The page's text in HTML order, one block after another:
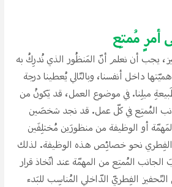
أمرِِ مُمتِع
يجب أن نعلم أنّ المَنظُور الذي نُدرِكُ به
داخل أنفسنا، وبالتّالي يُعطينا درجة
ميلِنا. في موضوع العمل، قد يَكونُ من
المُمتِع في كلّ عمل. قد نجد شخصَين
أو الوظيفة من منظورَين مُختلِفَين
نحو خصائِص هذه الوظيفة. لذلك
الجانب المُمتِع من المهمّة عند اتّخاذ قرار
الفِطريّ الدّاخلي المُناسِب للبَدء